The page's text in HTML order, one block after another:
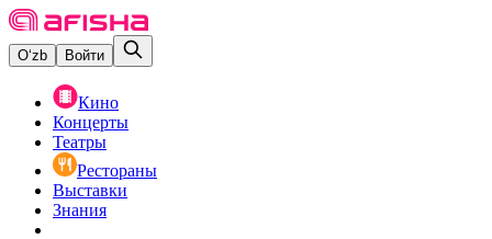
O‘zb Войти
Кино
Концерты
Театры
Рестораны
Выставки
Знания